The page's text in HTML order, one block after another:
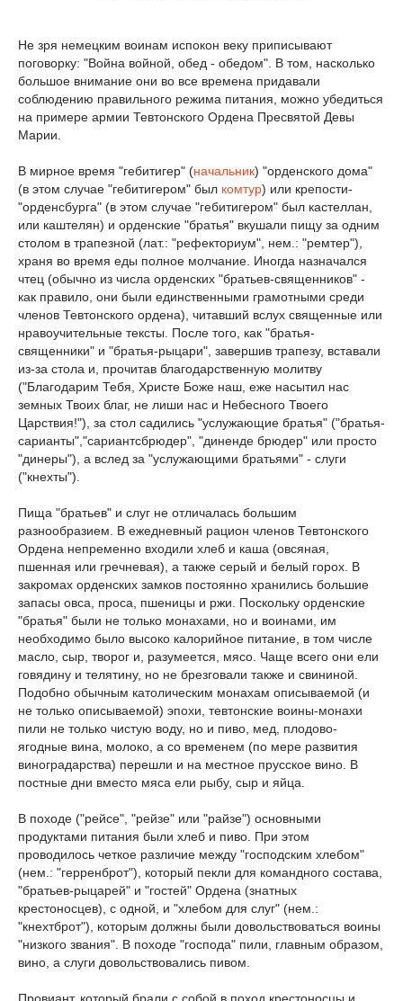
Не зря немецким воинам испокон веку приписывают
поговорку: "Война войной, обед - обедом". В том, насколько
большое внимание они во все времена придавали
соблюдению правильного режима питания, можно убедиться
на примере армии Тевтонского Ордена Пресвятой Девы
Марии.
В мирное время "гебитигер" (начальник) "орденского дома"
(в этом случае "гебитигером" был комтур) или крепости-
"орденсбурга" (в этом случае "гебитигером" был кастеллан,
или каштелян) и орденские "братья" вкушали пищу за одним
столом в трапезной (лат.: "рефекториум", нем.: "ремтер"),
храня во время еды полное молчание. Иногда назначался
чтец (обычно из числа орденских "братьев-священников" -
как правило, они были единственными грамотными среди
членов Тевтонского ордена), читавший вслух священные или
нравоучительные тексты. После того, как "братья-
священники" и "братья-рыцари", завершив трапезу, вставали
из-за стола и, прочитав благодарственную молитву
("Благодарим Тебя, Христе Боже наш, еже насытил нас
земных Твоих благ, не лиши нас и Небесного Твоего
Царствия!"), за стол садились "услужающие братья" ("братья-
сарианты","сариантсбрюдер", "диненде брюдер" или просто
"динеры"), а вслед за "услужающими братьями" - слуги
("кнехты").
Пища "братьев" и слуг не отличалась большим
разнообразием. В ежедневный рацион членов Тевтонского
Ордена непременно входили хлеб и каша (овсяная,
пшенная или гречневая), а также серый и белый горох. В
закромах орденских замков постоянно хранились большие
запасы овса, проса, пшеницы и ржи. Поскольку орденские
"братья" были не только монахами, но и воинами, им
необходимо было высоко калорийное питание, в том числе
масло, сыр, творог и, разумеется, мясо. Чаще всего они ели
говядину и телятину, но не брезговали также и свининой.
Подобно обычным католическим монахам описываемой (и
не только описываемой) эпохи, тевтонские воины-монахи
пили не только чистую воду, но и пиво, мед, плодово-
ягодные вина, молоко, а со временем (по мере развития
виноградарства) перешли и на местное прусское вино. В
постные дни вместо мяса ели рыбу, сыр и яйца.
В походе ("рейсе", "рейзе" или "райзе") основными
продуктами питания были хлеб и пиво. При этом
проводилось четкое различие между "господским хлебом"
(нем.: "герренброт"), который пекли для командного состава,
"братьев-рыцарей" и "гостей" Ордена (знатных
крестоносцев), с одной, и "хлебом для слуг" (нем.:
"кнехтброт"), которым должны были довольствоваться воины
"низкого звания". В походе "господа" пили, главным образом,
вино, а слуги довольствовались пивом.